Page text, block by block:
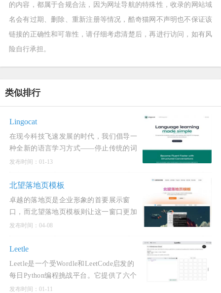
的内容，都属于合规合法，因为网址导航的特殊性，收录的网站域
名会有过期、删除、重新注册等情况，酷奇猫网不声明也不保证该
链接的正确性和可靠性，请仔细考虑清楚后，再进行访问，如有风
险自行承担。
类似排行
Lingocat
在现今科技飞速发展的时代，我们倡导一
种全新的语言学习方式——停止传统的词
汇练习，借助人工智能语言导师进行语言
化的模式帮
发布时间：01-13
北望落地页模板
卓越的落地页是企业形象的首要展示窗
口，而北望落地页模板则让这一窗口更加
璀璨夺目。在数字化时代，一个美观且专
的页面却充满挑战。为此，我
发布时间：04-08
Leetle
Leetle是一个受Wordle和LeetCode启发的
每日Python编程挑战平台。它提供了六个
精心设计的测试用例，让用户通过不断尝
发布时间：01-11